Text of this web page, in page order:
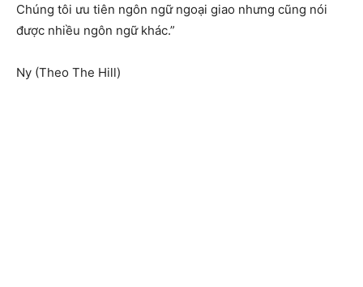
Chúng tôi ưu tiên ngôn ngữ ngoại giao nhưng cũng nói
được nhiều ngôn ngữ khác.”
Ny (Theo The Hill)